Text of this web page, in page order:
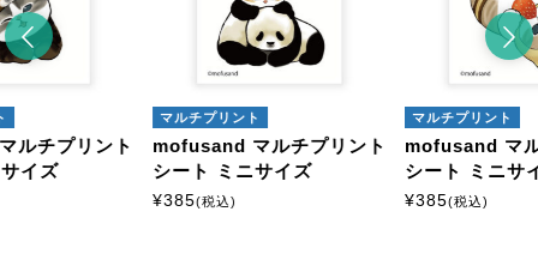
ルチプリント
イズ
マルチプリント
mofusand マルチプリント
シート ミニサイズ
¥385(税込)
マルチプリント
mofusand マ
シート ミニサ
¥385(税込)